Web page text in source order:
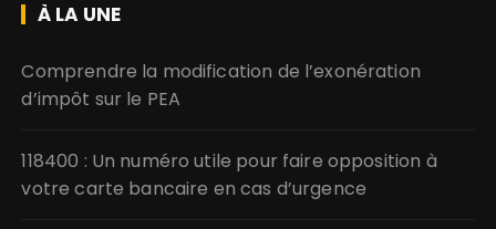
À LA UNE
Comprendre la modification de l’exonération
d’impôt sur le PEA
118400 : Un numéro utile pour faire opposition à
votre carte bancaire en cas d’urgence